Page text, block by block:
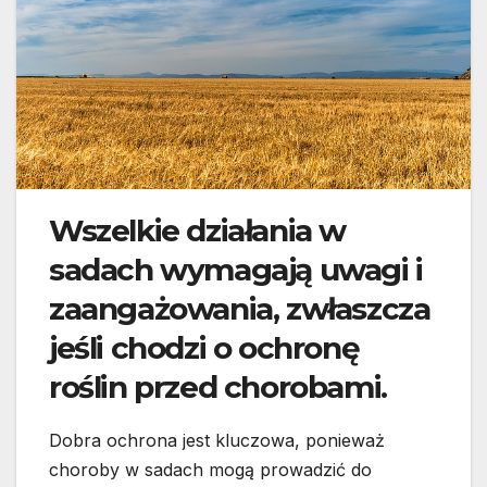
Wszelkie działania w
sadach wymagają uwagi i
zaangażowania, zwłaszcza
jeśli chodzi o ochronę
roślin przed chorobami.
Dobra ochrona jest kluczowa, ponieważ
choroby w sadach mogą prowadzić do